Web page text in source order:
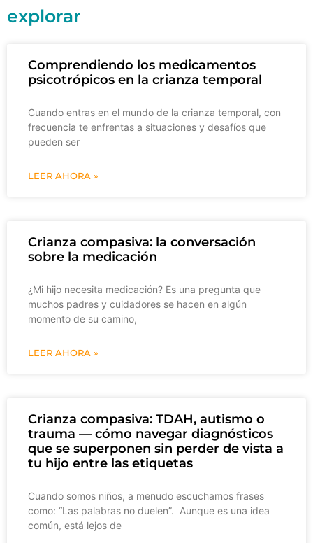
explorar
Comprendiendo los medicamentos
psicotrópicos en la crianza temporal
Cuando entras en el mundo de la crianza temporal, con
frecuencia te enfrentas a situaciones y desafíos que
pueden ser
LEER AHORA »
Crianza compasiva: la conversación
sobre la medicación
¿Mi hijo necesita medicación? Es una pregunta que
muchos padres y cuidadores se hacen en algún
momento de su camino,
LEER AHORA »
Crianza compasiva: TDAH, autismo o
trauma — cómo navegar diagnósticos
que se superponen sin perder de vista a
tu hijo entre las etiquetas
Cuando somos niños, a menudo escuchamos frases
como: “Las palabras no duelen”. Aunque es una idea
común, está lejos de